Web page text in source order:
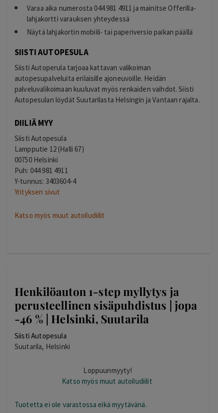
Varaa aika numerosta 044 981 4911 ja mainitse Offerilla-
lahjakortti varauksen yhteydessä
Näytä lahjakortin mobiili- tai paperiversio paikan päällä
SIISTI AUTOPESULA
Siisti Autoperula tarjoaa kattavan valikoiman
autopesupalveluita erilaisille ajoneuvoille. Heidän
palveluvalikoimaan kuuluvat myös renkaiden vaihdot. Siisti
Autopesulan löydät Suutarilasta Helsingin ja Vantaan rajalta.
DIILIÄ MYY
Siisti Autopesula
Lampputie 12 (Halli 67)
00750 Helsinki
Puh: 044 981 4911
Y-tunnus: 3403604-4
Yrityksen sivut
Katso myös muut autoiludiilit
Henkilöauton 1-step myllytys ja
perusteellinen sisäpuhdistus | jopa
-46 % | Helsinki, Suutarila
Siisti Autopesula
Suutarila, Helsinki
Loppuunmyyty!
Katso myös muut autoiludiilit
Tuotetta ei ole varastossa eikä myytävänä.